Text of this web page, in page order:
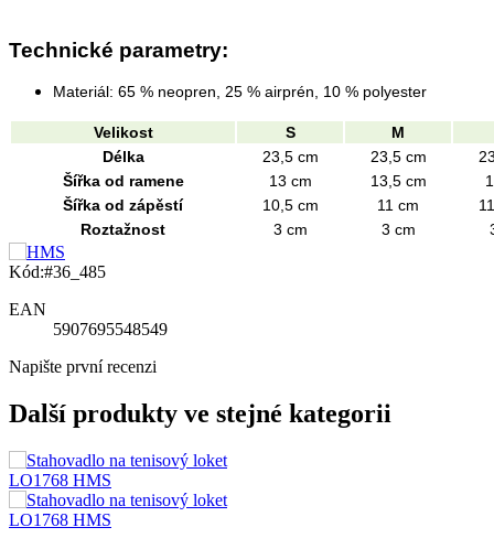
Technické parametry:
Materiál: 65 % neopren, 25 % airprén, 10 % polyester
Velikost S
M
Délka
23,5 cm 23,5 cm
Šířka od ramene
13 cm 13,5 cm
Šířka od zápěstí
10,5 cm 11 cm
Roztažnost
3 cm 3 cm
Kód:#36_485
EAN
5907695548549
Napište první recenzi
Další produkty ve stejné kategorii